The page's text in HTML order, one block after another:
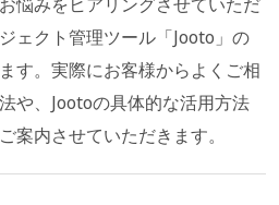
ェクト管理ツール「Jooto」の
す。実際にお客様からよくご相
や、Jootoの具体的な活用方法
案内させていただきます。